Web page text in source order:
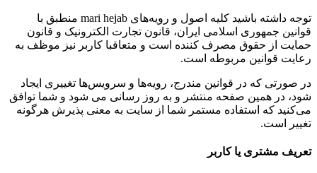
توجه داشته باشید کلیه اصول و رویه‏‌های mari hejab منطبق با
قوانین جمهوری اسلامی ایران، قانون تجارت الکترونیک و قانون
حمایت از حقوق مصرف کننده است و متعاقبا کاربر نیز موظف به
رعایت قوانین مربوطه است.
در صورتی که در قوانین مندرج، رویه‏‌ها و سرویس‏‌ها تغییری ایجاد
شود، در همین صفحه منتشر و به روز رسانی می شود و شما توافق
می‏‌کنید که استفاده مستمر شما از سایت به معنی پذیرش هرگونه
تغییر است.
تعریف مشتری یا کاربر